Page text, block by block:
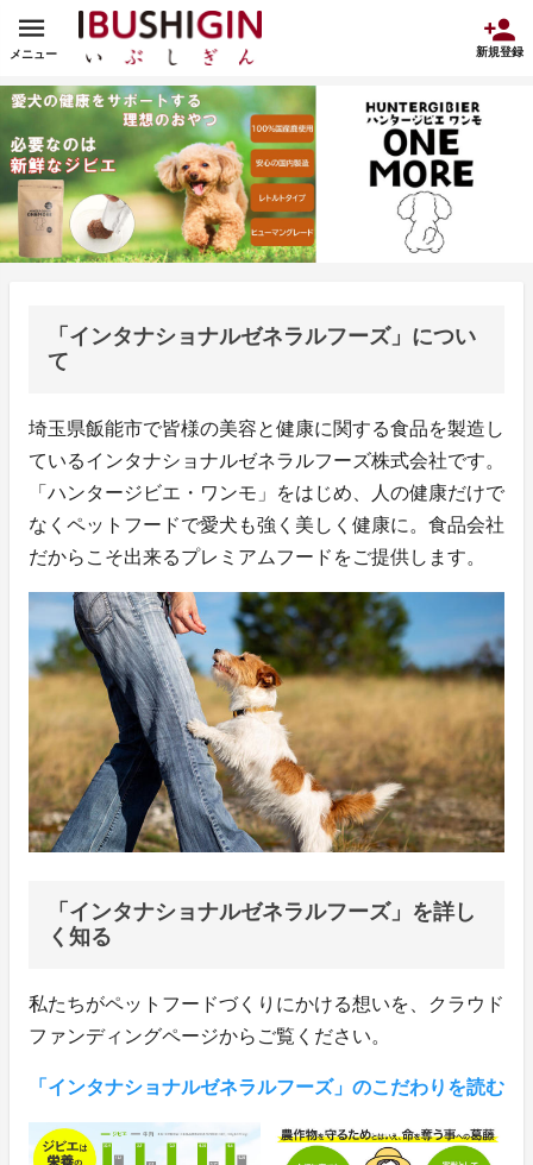
メニュー 新規登録
「インタナショナルゼネラルフーズ」につい
て
埼玉県飯能市で皆様の美容と健康に関する食品を製造し
ているインタナショナルゼネラルフーズ株式会社です。
「ハンタージビエ・ワンモ」をはじめ、人の健康だけで
なくペットフードで愛犬も強く美しく健康に。食品会社
だからこそ出来るプレミアムフードをご提供します。
「インタナショナルゼネラルフーズ」を詳し
く知る
私たちがペットフードづくりにかける想いを、クラウド
ファンディングページからご覧ください。
「インタナショナルゼネラルフーズ」のこだわりを読む